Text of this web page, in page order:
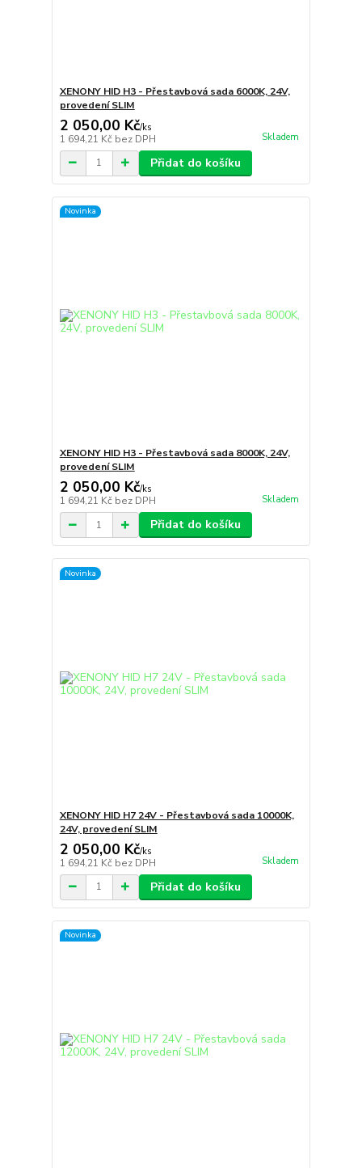
XENONY HID H3 - Přestavbová sada 6000K, 24V,
provedení SLIM
2 050,00 Kč/ks
1 694,21 Kč bez DPH Skladem
Přidat do košíku
Novinka
XENONY HID H3 - Přestavbová sada 8000K, 24V,
provedení SLIM
2 050,00 Kč/ks
1 694,21 Kč bez DPH Skladem
Přidat do košíku
Novinka
XENONY HID H7 24V - Přestavbová sada 10000K,
24V, provedení SLIM
2 050,00 Kč/ks
1 694,21 Kč bez DPH Skladem
Přidat do košíku
Novinka